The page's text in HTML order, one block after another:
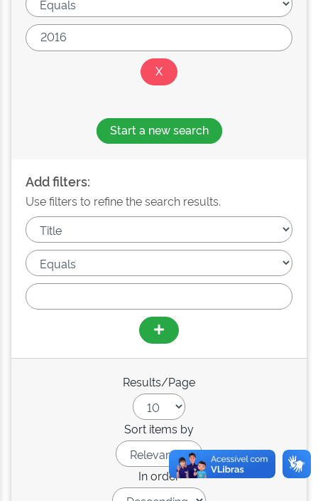
Start a new search
Add filters:
Use filters to refine the search results.
Results/Page
Sort items by
In order